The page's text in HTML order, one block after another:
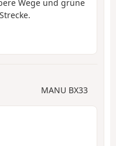
Wege und grüne
MANU BX33